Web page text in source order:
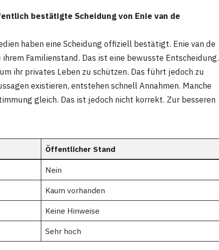
bestätigte Scheidung von Enie van de
haben eine Scheidung offiziell bestätigt. Enie van de
Familienstand. Das ist eine bewusste Entscheidung.
ihr privates Leben zu schützen. Das führt jedoch zu
existieren, entstehen schnell Annahmen. Manche
gleich. Das ist jedoch nicht korrekt. Zur besseren
Öffentlicher Stand
Nein
Kaum vorhanden
Keine Hinweise
Sehr hoch